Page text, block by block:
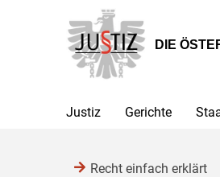
Hauptnavigation
[1]
Inhalt
[2]
Untermenü
[3]
DIE
Justiz Gerichte
Recht einfach erklärt